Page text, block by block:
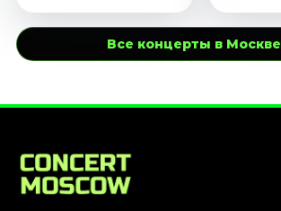
Все концерты в Москве